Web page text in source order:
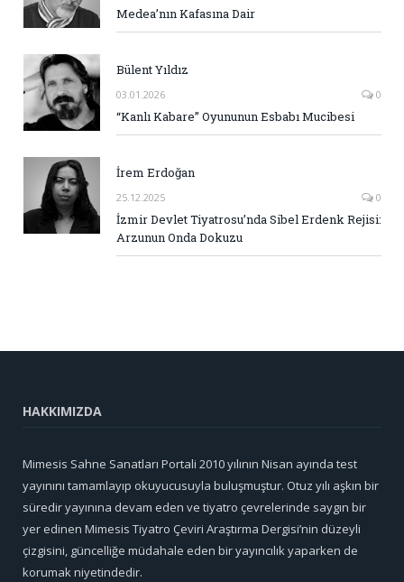
Medea’nın Kafasına Dair
Bülent Yıldız
03.01.2026 0
“Kanlı Kabare” Oyununun Esbabı Mucibesi
İrem Erdoğan
25.12.2025 0
İzmir Devlet Tiyatrosu’nda Sibel Erdenk Rejisi:
Arzunun Onda Dokuzu
HAKKIMIZDA
Mimesis Sahne Sanatları Portali 2010 yılının Nisan ayında test
yayınını tamamlayıp okuyucusuyla buluşmuştur. Otuz yılı aşkın bir
süredir yayınına devam eden ve tiyatro çevrelerinde saygın bir
yer edinen Mimesis Tiyatro Çeviri Araştırma Dergisi’nin düzeyli
çizgisini, güncelliğe müdahale eden bir yayıncılık yaparken de
korumak niyetindedir.